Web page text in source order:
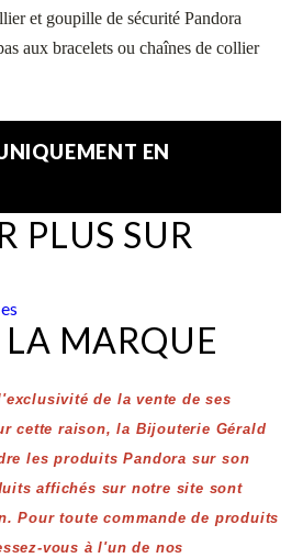
et goupille de sécurité Pandora
aux bracelets ou chaînes de collier
EN
PLUS SUR
LA MARQUE
de la vente de ses
cette raison, la Bijouterie Gérald
les produits Pandora sur son
affichés sur notre site sont
Pour toute commande de produits
vous à l'un de nos